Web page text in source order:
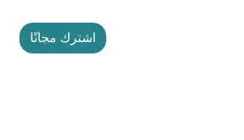
اشترك مجانًا